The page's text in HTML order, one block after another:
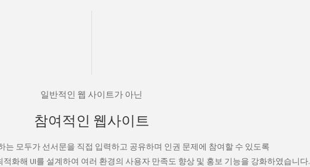
일반적인 웹 사이트가 아닌
참여적인 웹사이트
는 모두가 선서문을 직접 입력하고 공유하며 인권 문제에 참여할 수 있도록
화해 UI를 설계하여 여러 환경의 사용자 만족도 향상 및 홍보 기능을 강화하였습니다.